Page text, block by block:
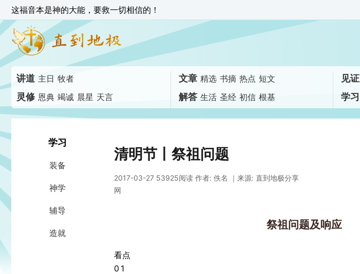
这福音本是神的大能，要救一切相信的！
讲道 主日 牧者 文章 精选 书摘 热点 短文 见证
灵修 恩典 竭诚 晨星 天言 解答 生活 圣经 初信 根基 学习
学习
装备
神学
辅导
造就
清明节丨祭祖问题
2017-03-27 53925阅读 作者: 佚名
｜来源: 直到地极分享
网
祭祖问题及响应
看点
0 1